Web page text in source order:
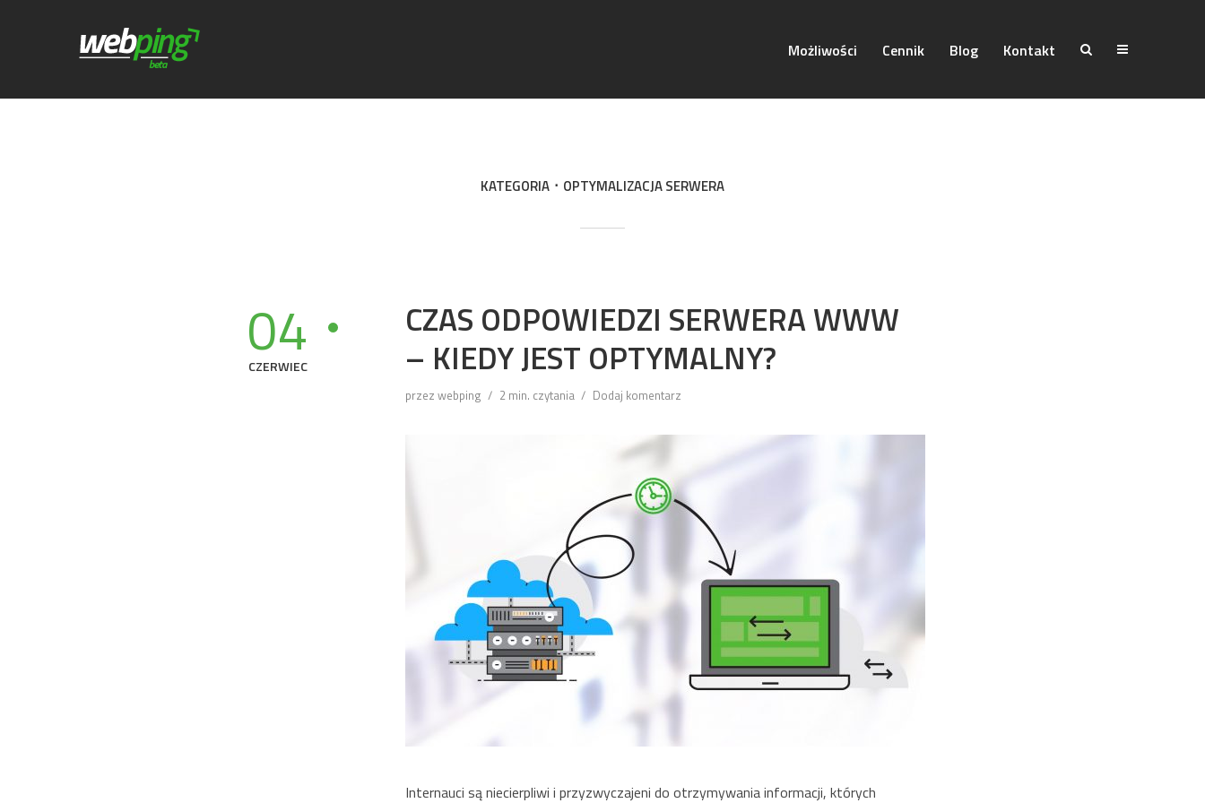
Możliwości Cennik Blog Kontakt
KATEGORIA OPTYMALIZACJA SERWERA
CZAS ODPOWIEDZI SERWERA WWW
– KIEDY JEST OPTYMALNY?
przez webping 2 min. czytania Dodaj komentarz
04
CZERWIEC
Internauci są niecierpliwi i przyzwyczajeni do otrzymywania informacji, których